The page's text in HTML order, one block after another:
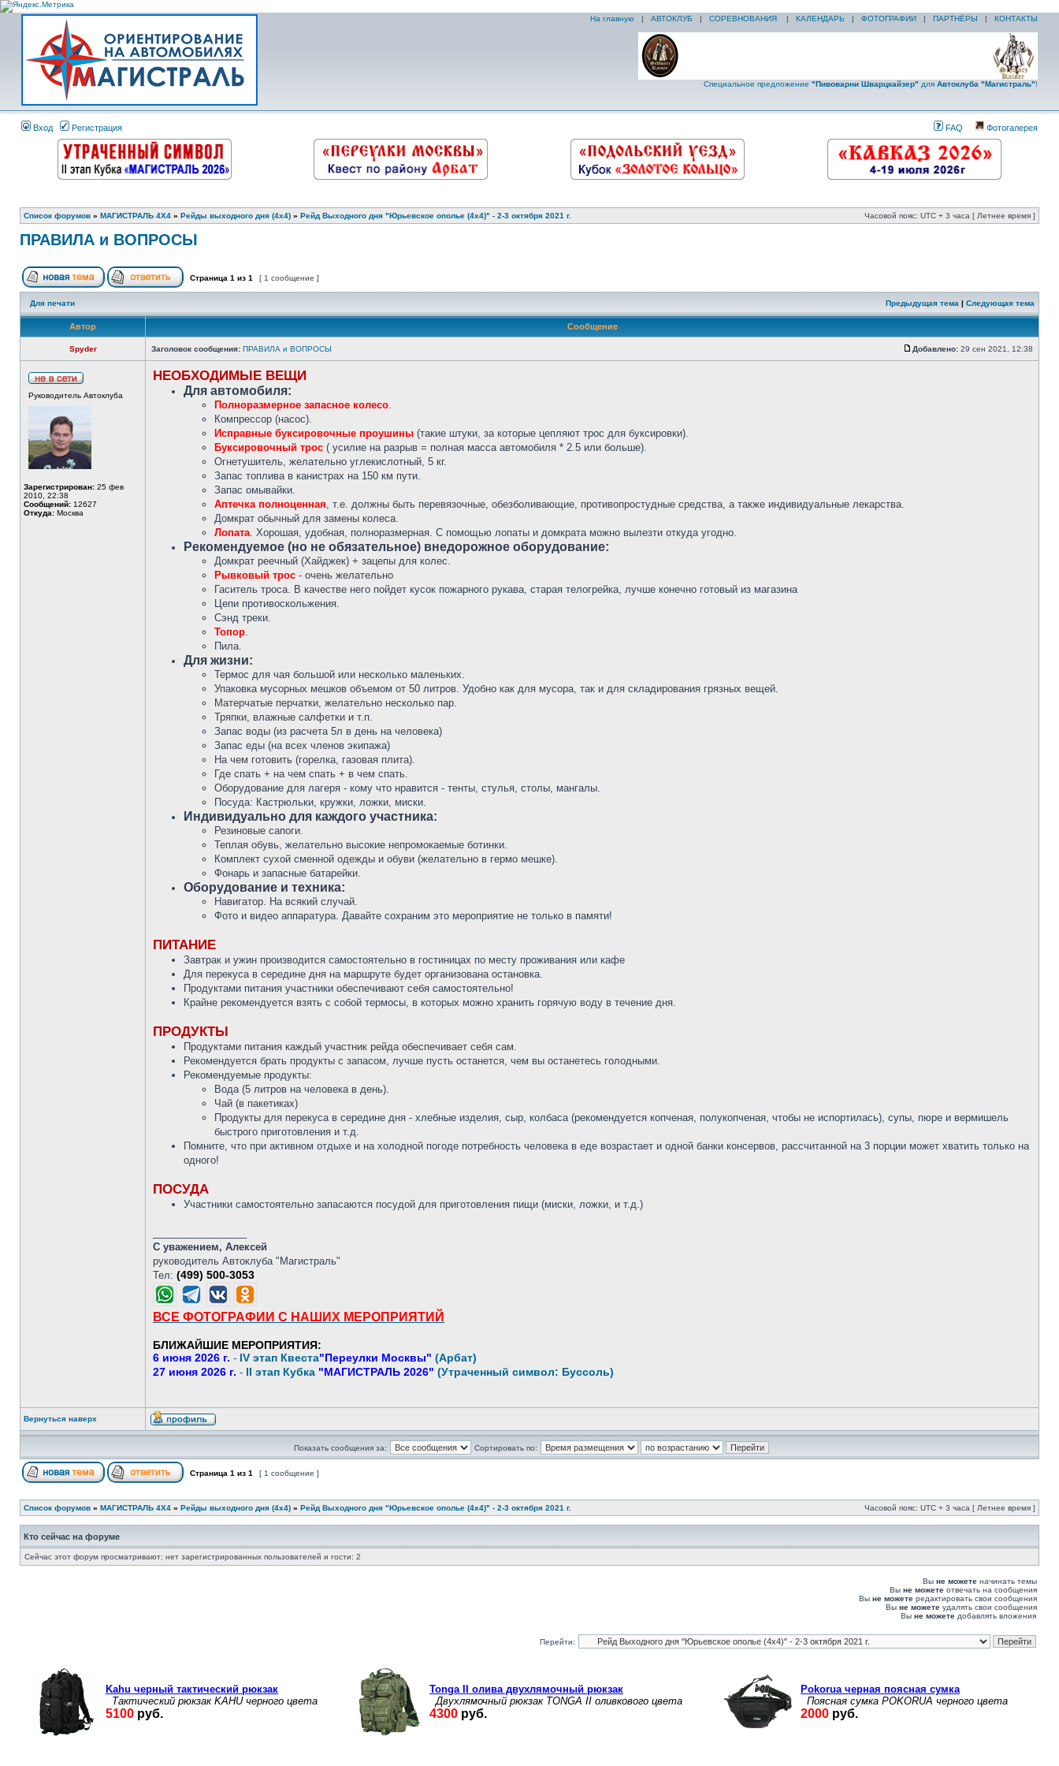
На главную | АВТОКЛУБ | СОРЕВНОВАНИЯ | КАЛЕНДАРЬ | ФОТОГРАФИИ | ПАРТНЁРЫ | КОНТАКТЫ
Специальное предложение "Пивоварни Шварцкайзер" для Автоклуба "Магистраль"!
Вход Регистрация FAQ Фотогалерея
Список форумов » МАГИСТРАЛЬ 4Х4 » Рейды выходного дня (4х4) » Рейд Выходного дня "Юрьевское ополье (4х4)" - 2-3 октября 2021 г. Часовой пояс: UTC + 3 часа [ Летнее время ]
ПРАВИЛА и ВОПРОСЫ
Страница 1 из 1 [ 1 сообщение ]
Для печати Предыдущая тема | Следующая тема
Автор Сообщение
Spyder Заголовок сообщения: ПРАВИЛА и ВОПРОСЫ Добавлено: 29 сен 2021, 12:38
Руководитель Автоклуба
Зарегистрирован: 25 фев
2010, 22:38
Сообщений: 12627
Откуда: Москва
НЕОБХОДИМЫЕ ВЕЩИ
Для автомобиля:
Полноразмерное запасное колесо.
Компрессор (насос).
Исправные буксировочные проушины (такие штуки, за которые цепляют трос для буксировки).
Буксировочный трос ( усилие на разрыв = полная масса автомобиля * 2.5 или больше).
Огнетушитель, желательно углекислотный, 5 кг.
Запас топлива в канистрах на 150 км пути.
Запас омывайки.
Аптечка полноценная, т.е. должны быть перевязочные, обезболивающие, противопростудные средства, а также индивидуальные лекарства.
Домкрат обычный для замены колеса.
Лопата. Хорошая, удобная, полноразмерная. С помощью лопаты и домкрата можно вылезти откуда угодно.
Рекомендуемое (но не обязательное) внедорожное оборудование:
Домкрат реечный (Хайджек) + зацепы для колес.
Рывковый трос - очень желательно
Гаситель троса. В качестве него пойдет кусок пожарного рукава, старая телогрейка, лучше конечно готовый из магазина
Цепи противоскольжения.
Сэнд треки.
Топор.
Пила.
Для жизни:
Термос для чая большой или несколько маленьких.
Упаковка мусорных мешков объемом от 50 литров. Удобно как для мусора, так и для складирования грязных вещей.
Матерчатые перчатки, желательно несколько пар.
Тряпки, влажные салфетки и т.п.
Запас воды (из расчета 5л в день на человека)
Запас еды (на всех членов экипажа)
На чем готовить (горелка, газовая плита).
Где спать + на чем спать + в чем спать.
Оборудование для лагеря - кому что нравится - тенты, стулья, столы, мангалы.
Посуда: Кастрюльки, кружки, ложки, миски.
Индивидуально для каждого участника:
Резиновые сапоги.
Теплая обувь, желательно высокие непромокаемые ботинки.
Комплект сухой сменной одежды и обуви (желательно в гермо мешке).
Фонарь и запасные батарейки.
Оборудование и техника:
Навигатор. На всякий случай.
Фото и видео аппаратура. Давайте сохраним это мероприятие не только в памяти!
ПИТАНИЕ
Завтрак и ужин производится самостоятельно в гостиницах по месту проживания или кафе
Для перекуса в середине дня на маршруте будет организована остановка.
Продуктами питания участники обеспечивают себя самостоятельно!
Крайне рекомендуется взять с собой термосы, в которых можно хранить горячую воду в течение дня.
ПРОДУКТЫ
Продуктами питания каждый участник рейда обеспечивает себя сам.
Рекомендуется брать продукты с запасом, лучше пусть останется, чем вы останетесь голодными.
Рекомендуемые продукты:
Вода (5 литров на человека в день).
Чай (в пакетиках)
Продукты для перекуса в середине дня - хлебные изделия, сыр, колбаса (рекомендуется копченая, полукопченая, чтобы не испортилась), супы, пюре и вермишель
быстрого приготовления и т.д.
Помните, что при активном отдыхе и на холодной погоде потребность человека в еде возрастает и одной банки консервов, рассчитанной на 3 порции может хватить только на
одного!
ПОСУДА
Участники самостоятельно запасаются посудой для приготовления пищи (миски, ложки, и т.д.)
С уважением, Алексей
руководитель Автоклуба "Магистраль"
Тел: (499) 500-3053
ВСЕ ФОТОГРАФИИ С НАШИХ МЕРОПРИЯТИЙ
БЛИЖАЙШИЕ МЕРОПРИЯТИЯ:
6 июня 2026 г. - IV этап Квеста"Переулки Москвы" (Арбат)
27 июня 2026 г. - II этап Кубка "МАГИСТРАЛЬ 2026" (Утраченный символ: Буссоль)
Вернуться наверх
Показать сообщения за: Сортировать по:
Страница 1 из 1 [ 1 сообщение ]
Список форумов » МАГИСТРАЛЬ 4Х4 » Рейды выходного дня (4х4) » Рейд Выходного дня "Юрьевское ополье (4х4)" - 2-3 октября 2021 г. Часовой пояс: UTC + 3 часа [ Летнее время ]
Кто сейчас на форуме
Сейчас этот форум просматривают: нет зарегистрированных пользователей и гости: 2
Вы не можете начинать темы
Вы не можете отвечать на сообщения
Вы не можете редактировать свои сообщения
Вы не можете удалять свои сообщения
Вы не можете добавлять вложения
Перейти: